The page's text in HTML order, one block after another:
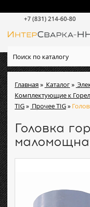
Главная» Каталог»
Комплектующие к
TIG» Прочее TIG»
Головка
+7 (831) 214-60-80